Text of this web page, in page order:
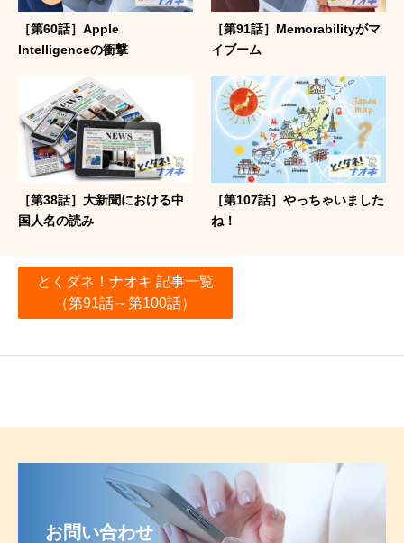
［第60話］Apple
Intelligenceの衝撃
［第91話］Memorabilityがマ
イブーム
［第38話］大新聞における中
国人名の読み
［第107話］やっちゃいました
ね！
とくダネ！ナオキ 記事一覧
（第91話～第100話）
お問い合わせ